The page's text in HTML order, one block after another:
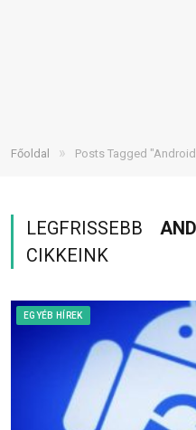
Főoldal » Posts Tagged
LEGFRISSEBB
CIKKEINK
EGYÉB HÍREK